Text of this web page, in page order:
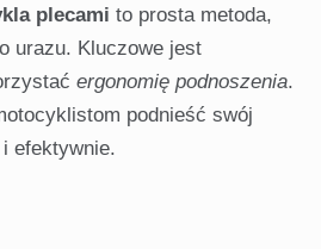
plecami to prosta metoda,
urazu. Kluczowe jest
ergonomię podnoszenia.
podnieść swój
efektywnie.